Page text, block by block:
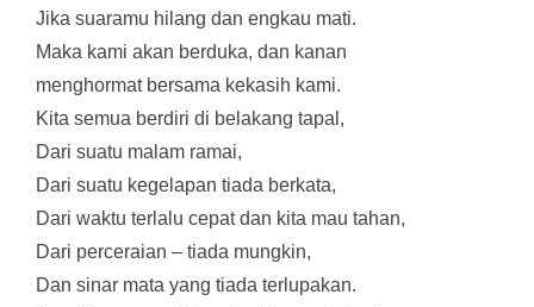
Jika suaramu hilang dan engkau mati.
Maka kami akan berduka, dan kanan
menghormat bersama kekasih kami.
Kita semua berdiri di belakang tapal,
Dari suatu malam ramai,
Dari suatu kegelapan tiada berkata,
Dari waktu terlalu cepat dan kita mau tahan,
Dari perceraian – tiada mungkin,
Dan sinar mata yang tiada terlupakan.